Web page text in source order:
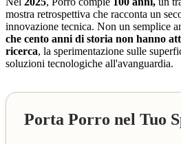
mostra retrospettiva che racconta un
innovazione tecnica. Non un semplice
che cento anni di storia non hanno
ricerca, la sperimentazione sulle
soluzioni tecnologiche all'avanguardia.
Porta Porro nel Tuo